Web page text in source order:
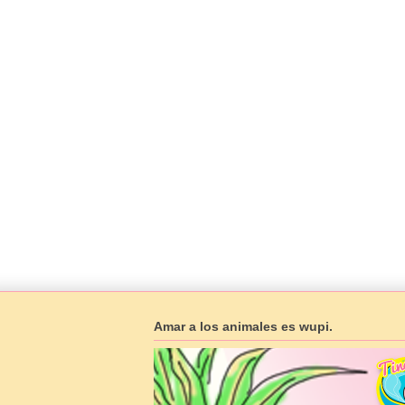
Amar a los animales es wupi.